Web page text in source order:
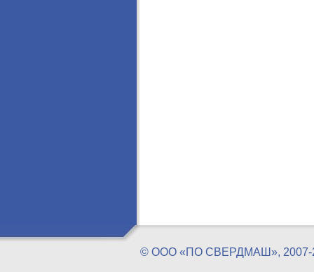
© ООО «ПО СВЕРДМАШ»,